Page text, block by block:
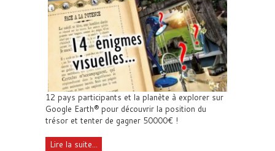
12 pays participants et la planète à explorer sur
Google Earth® pour découvrir la position du
trésor et tenter de gagner 50000€ !
Lire la suite...